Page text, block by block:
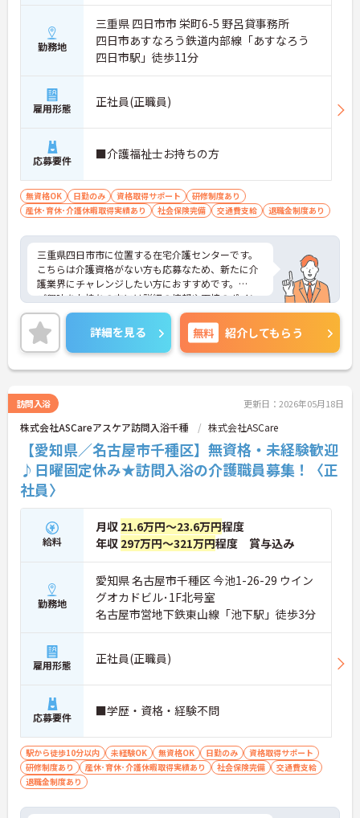
勤務地
三重県 四日市市 栄町6-5 野呂貸事務所
四日市あすなろう鉄道内部線「あすなろう
四日市駅」徒歩11分
雇用形態 正社員(正職員)
応募要件 ■介護福祉士お持ちの方
無資格OK 日勤のみ 資格取得サポート
研修制度あり
産休･育休･介護休暇取得実績あり
社会保険完備 交通費支給 退職金制度あり
三重県四日市市に位置する在宅介護センターです。
こちらは介護資格がない方も応募なため、新たに介
護業界にチャレンジしたい方におすすめです。
ご興味をお持ちの方には詳細の情報や面接のポイン
トをお伝えしますのでお気軽にお問い合わせくださ
いませ。
詳細を見る 無料 紹介してもらう
訪問入浴 更新日：2026年05月18日
株式会社ASCareアスケア訪問入浴千種 株式会社ASCare
【愛知県／名古屋市千種区】無資格・未経験歓迎
♪日曜固定休み★訪問入浴の介護職員募集！〈正
社員〉
給料
月収 21.6万円～23.6万円程度
年収 297万円～321万円程度 賞与込み
勤務地
愛知県 名古屋市千種区 今池1-26-29 ウイン
グオカドビル･1F北号室
名古屋市営地下鉄東山線「池下駅」徒歩3分
雇用形態 正社員(正職員)
応募要件 ■学歴・資格・経験不問
駅から徒歩10分以内 未経験OK 無資格OK 日勤のみ
資格取得サポート
研修制度あり
産休･育休･介護休暇取得実績あり 社会保険完備
交通費支給
退職金制度あり